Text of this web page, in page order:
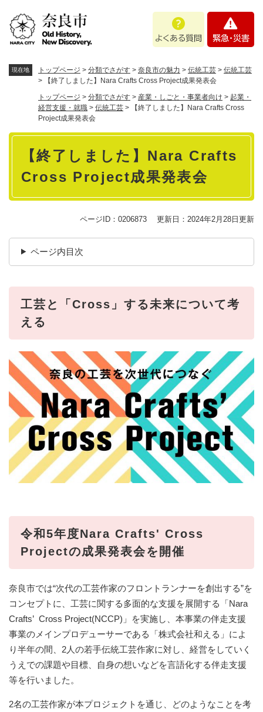
あ
問
・
現在地 トップページ > 分類でさがす > 奈良市の魅力 > 伝統工芸 > 伝統工芸
>
【終了しました】Nara Crafts Cross Project成果発表会
トップページ > 分類でさがす > 産業・しごと・事業者向け > 起業・
経営支援・就職 > 伝統工芸 >
【終了しました】Nara Crafts Cross
Project成果発表会
本
【終了しました】Nara Crafts
Cross Project成果発表会
ページID：0206873 更新日：2024年2月28日更新
ページ内目次
工芸と「Cross」する未来について考
える
令和5年度Nara Crafts' Cross
Projectの成果発表会を開催
奈良市では“次代の工芸作家のフロントランナーを創出する”を
コンセプトに、工芸に関する多面的な支援を展開する「Nara
Crafts’ Cross Project(NCCP)」を実施し、本事業の伴走支援
事業のメインプロデューサーである「株式会社和える」によ
り半年の間、2人の若手伝統工芸作家に対し、経営をしていく
うえでの課題や目標、自身の想いなどを言語化する伴走支援
等を行いました。
2名の工芸作家が本プロジェクトを通じ、どのようなことを考